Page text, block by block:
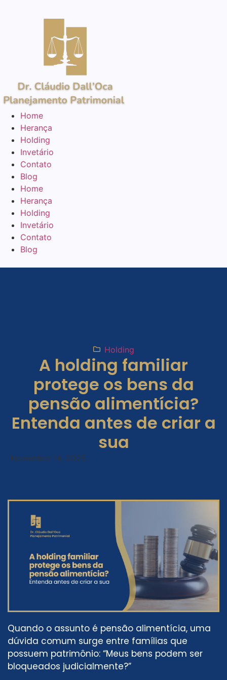
Home
Herança
Holding
Invetário
Contato
Blog
Home
Herança
Holding
Invetário
Contato
Blog
Holding
A holding familiar
protege os bens da
pensão alimentícia?
Entenda antes de criar a
sua
Novembro 14, 2025
Quando o assunto é pensão alimentícia, uma
dúvida comum surge entre famílias que
possuem patrimônio: “Meus bens podem ser
bloqueados judicialmente?”